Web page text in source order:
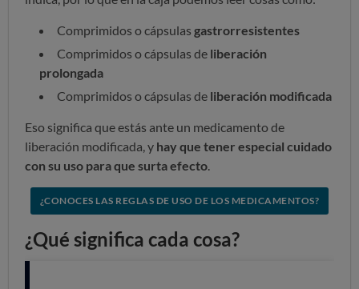
Comprimidos o cápsulas gastrorresistentes
Comprimidos o cápsulas de liberación
prolongada
Comprimidos o cápsulas de liberación modificada
Eso significa que estás ante un medicamento de
liberación modificada, y hay que tener especial cuidado
con su uso para que surta efecto
¿CONOCES LAS REGLAS DE USO DE LOS MEDICAMENTOS?
¿Qué significa cada cosa?